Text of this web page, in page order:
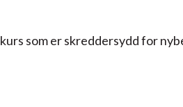
som er skreddersydd for